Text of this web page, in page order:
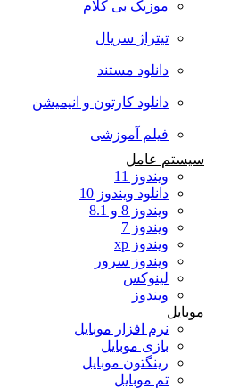
موزیک بی کلام
تیتراژ سریال
دانلود مستند
دانلود کارتون و انیمیشن
فیلم آموزشی
سیستم عامل
ویندوز 11
دانلود ویندوز 10
ویندوز 8 و 8.1
ویندوز 7
ویندوز xp
ویندوز سرور
لینوکس
ویندوز
موبایل
نرم افزار موبایل
بازی موبایل
رینگتون موبایل
تم موبایل